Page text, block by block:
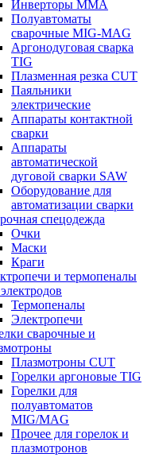
Инверторы ММА
Полуавтоматы
сварочные MIG-MAG
Аргонодуговая сварка
TIG
Плазменная резка CUT
Паяльники
электрические
Аппараты контактной
сварки
Аппараты
автоматической
дуговой сварки SAW
Оборудование для
автоматизации сварки
спецодежда
Очки
Маски
Краги
и термопеналы
Термопеналы
Электропечи
сварочные и
Плазмотроны CUT
Горелки аргоновые TIG
Горелки для
полуавтоматов
MIG/MAG
Прочее для горелок и
плазмотронов